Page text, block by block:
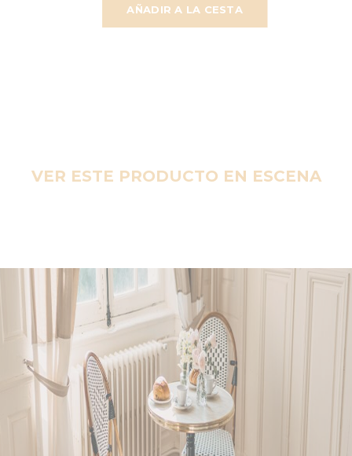
AÑADIR A LA CESTA
VER ESTE PRODUCTO EN ESCENA